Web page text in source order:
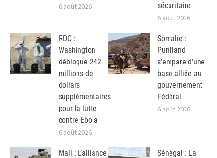
6 août 2026
sécuritaire
6 août 2026
RDC :
Washington
débloque 242
millions de
dollars
supplémentaires
pour la lutte
contre Ebola
6 août 2026
Somalie :
Puntland
s’empare d’une
base alliée au
gouvernement
Fédéral
6 août 2026
Mali : L’alliance
Sénégal : La